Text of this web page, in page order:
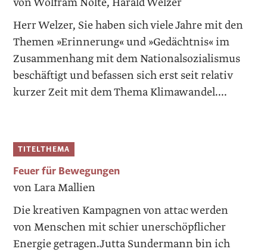
Herr Welzer, Sie haben sich viele Jahre mit den
Themen »Erinnerung« und »Gedächtnis« im
Zusammenhang mit dem Nationalsozialismus
beschäftigt und befassen sich erst seit relativ
kurzer Zeit mit dem Thema Klimawandel....
TITELTHEMA
Feuer für Bewegungen
von Lara Mallien
Die kreativen Kampagnen von attac ­werden
von Menschen mit schier unerschöpflicher
Energie getragen.Jutta Sundermann bin ich